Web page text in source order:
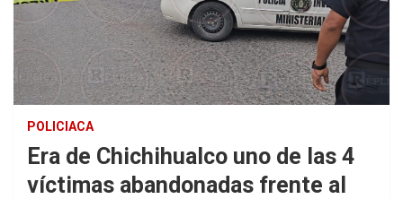
POLICIACA
Era de Chichihualco uno de las 4
víctimas abandonadas frente al